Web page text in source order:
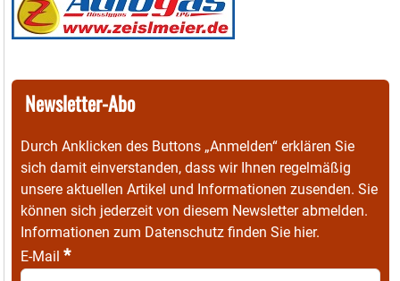
Newsletter-Abo
Durch Anklicken des Buttons „Anmelden“ erklären Sie
sich damit einverstanden, dass wir Ihnen regelmäßig
unsere aktuellen Artikel und Informationen zusenden. Sie
können sich jederzeit von diesem Newsletter abmelden.
Informationen zum Datenschutz finden Sie hier.
E-Mail *